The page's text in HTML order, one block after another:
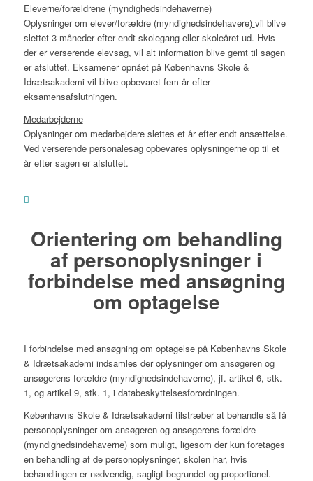
Eleverne/forældrene (myndighedsindehaverne)
Oplysninger om elever/forældre (myndighedsindehavere) vil blive
slettet 3 måneder efter endt skolegang eller skoleåret ud. Hvis
der er verserende elevsag, vil alt information blive gemt til sagen
er afsluttet. Eksamener opnået på Københavns Skole &
Idrætsakademi vil blive opbevaret fem år efter
eksamensafslutningen.
Medarbejderne
Oplysninger om medarbejdere slettes et år efter endt ansættelse.
Ved verserende personalesag opbevares oplysningerne op til et
år efter sagen er afsluttet.
Orientering om behandling
af personoplysninger i
forbindelse med ansøgning
om optagelse
I forbindelse med ansøgning om optagelse på Københavns Skole
& Idrætsakademi indsamles der oplysninger om ansøgeren og
ansøgerens forældre (myndighedsindehaverne), jf. artikel 6, stk.
1, og artikel 9, stk. 1, i databeskyttelsesforordningen.
Københavns Skole & Idrætsakademi tilstræber at behandle så få
personoplysninger om ansøgeren og ansøgerens forældre
(myndighedsindehaverne) som muligt, ligesom der kun foretages
en behandling af de personoplysninger, skolen har, hvis
behandlingen er nødvendig, sagligt begrundet og proportionel.